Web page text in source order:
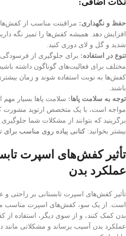
نکات اضافی:
حفظ و نگهداری: مراقبتت مناسب از کفش‌ها
افزایش دهد. همیشه کفش‌ها را تمیز نگه
شدید و گل و لای دوری کنید.
تنوع در استفاده: برای جلوگیری از
مختلف برای فعالیت‌های گوناگون داشته
کفش‌ها به نوبت استفاده شوند و زمان
باشند.
توجه به سلامت پاها: سلامت پاها بسیار
مواجه است، با یک متخصص ارتوپد مشورت
برگزینید که بتوانند از مشکلات شما جلوگیری
بیشتر بخوانید: کتانی پیاده روی مناسب برای
تأثیر کفش‌های اسپرت
عملکرد بدن
تأثیر کفش‌های اسپرت تابستانی بر راحتی و
است. از یک سو، کفش‌های اسپرت مناسب
بدن کمک کنند، و از سوی دیگر، استفاده از
عملکرد بدن آسیب برساند و مشکلاتی